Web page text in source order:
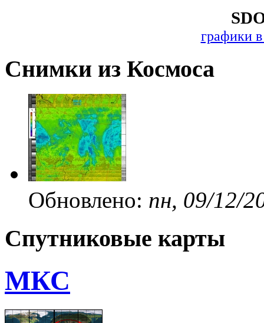
графики
Снимки из Космоса
Обновлено: пн, 09/12/
Спутниковые карты
МКС